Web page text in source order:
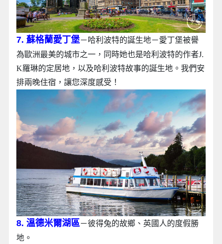
7. 蘇格蘭愛丁堡－哈利波特的誕生地－愛丁堡被譽
為歐洲最美的城市之一，同時她也是哈利波特的作者J.
K羅琳的定居地，以及哈利波特故事的誕生地。我們安
排兩晚住宿，讓您深度感受！
8. 溫德米爾湖區－彼得兔的故鄉、英國人的度假勝
地。